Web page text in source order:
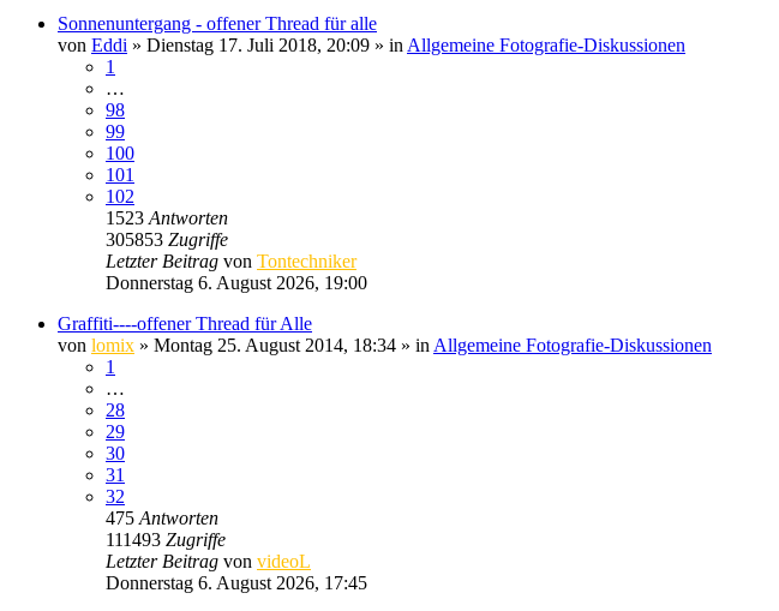
Sonnenuntergang - offener Thread für alle
von Eddi » Dienstag 17. Juli 2018, 20:09 » in Allgemeine Fotografie-Diskussionen
1
…
98
99
100
101
102
1523 Antworten
305853 Zugriffe
Letzter Beitrag von Tontechniker
Donnerstag 6. August 2026, 19:00
Graffiti----offener Thread für Alle
von lomix » Montag 25. August 2014, 18:34 » in Allgemeine Fotografie-Diskussionen
1
…
28
29
30
31
32
475 Antworten
111493 Zugriffe
Letzter Beitrag von videoL
Donnerstag 6. August 2026, 17:45